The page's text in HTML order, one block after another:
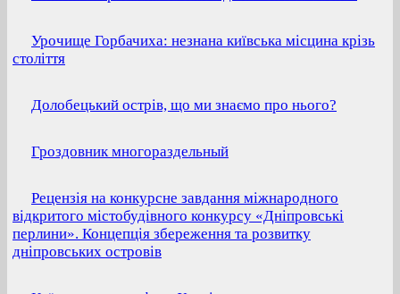
Урочище Горбачиха: незнана київська місцина крізь
століття
Долобецький острів, що ми знаємо про нього?
Гроздовник многораздельный
Рецензія на конкурсне завдання міжнародного
відкритого містобудівного конкурсу «Дніпровські
перлини». Концепція збереження та розвитку
дніпровських островів